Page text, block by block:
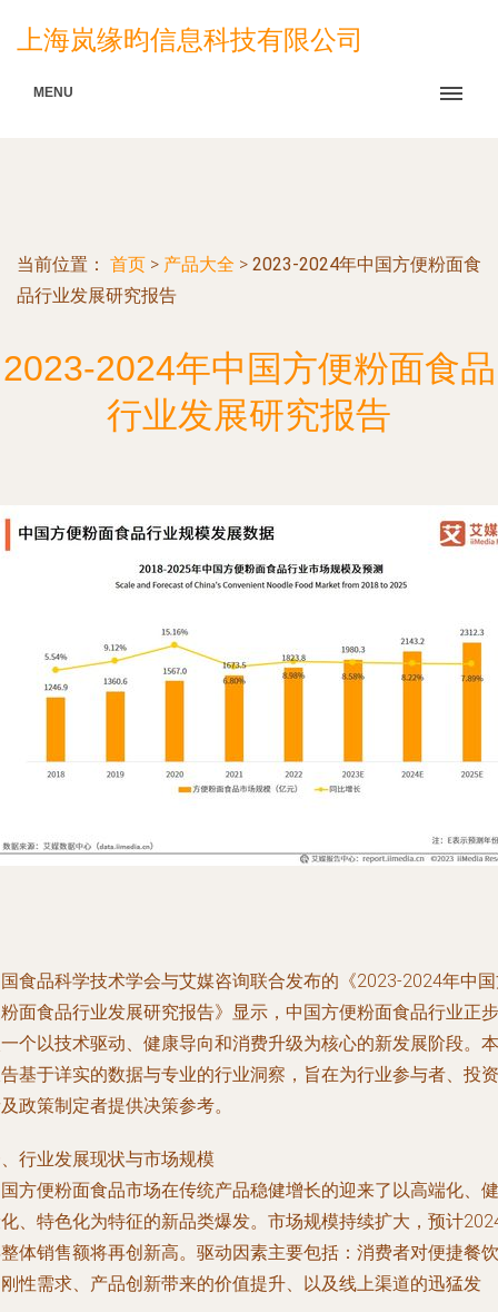
上海岚缘昀信息科技有限公司
MENU
当前位置： 首页 > 产品大全 > 2023-2024年中国方便粉面食
品行业发展研究报告
2023-2024年中国方便粉面食品
行业发展研究报告
食品科学技术学会与艾媒咨询联合发布的《2023-2024年中
面食品行业发展研究报告》显示，中国方便粉面食品行业正步
个以技术驱动、健康导向和消费升级为核心的新发展阶段。本
基于详实的数据与专业的行业洞察，旨在为行业参与者、投资
政策制定者提供决策参考。
行业发展现状与市场规模
方便粉面食品市场在传统产品稳健增长的迎来了以高端化、健
、特色化为特征的新品类爆发。市场规模持续扩大，预计
体销售额将再创新高。驱动因素主要包括：消费者对便捷餐饮
性需求、产品创新带来的价值提升、以及线上渠道的迅猛发